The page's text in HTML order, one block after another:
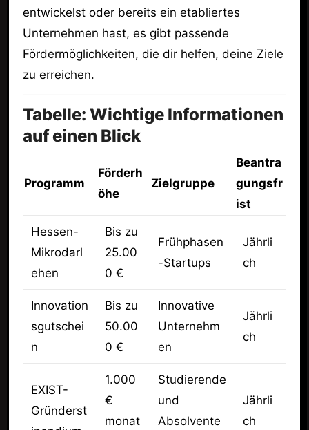
entwickelst oder bereits ein etabliertes
Unternehmen hast, es gibt passende
Fördermöglichkeiten, die dir helfen, deine Ziele
zu erreichen.
Tabelle: Wichtige Informationen
auf einen Blick
Programm
Förderh
öhe
Zielgruppe
Beantra
gungsfr
ist
Hessen-
Mikrodarl
ehen
Bis zu
25.00
0 €
Frühphasen
-Startups
Jährli
ch
Innovation
sgutschei
n
Bis zu
50.00
0 €
Innovative
Unternehm
en
Jährli
ch
EXIST-
Gründerst
1.000
€
monat
Studierende
und
Absolvente
Jährli
ch